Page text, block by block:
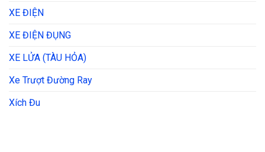
XE ĐIỆN
XE ĐIỆN ĐỤNG
XE LỬA (TÀU HỎA)
Xe Trượt Đường Ray
Xích Đu